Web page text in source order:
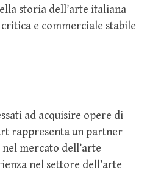
storia dell’arte italiana
e commerciale stabile
ad acquisire opere di
rappresenta un partner
mercato dell’arte
nel settore dell’arte